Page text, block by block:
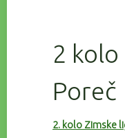
2
Poreč
2. kolo Zimske